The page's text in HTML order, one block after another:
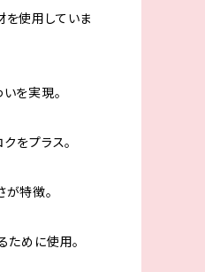
を使用していま
を実現。
をプラス。
特徴。
ために使用。